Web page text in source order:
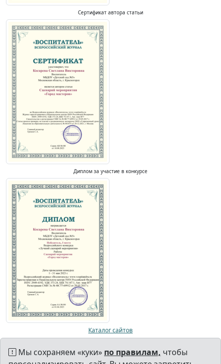
Сертификат автора статьи
Диплом за участие в конкурсе
Каталог сайтов
Мы сохраняем «куки» по правилам, чтобы